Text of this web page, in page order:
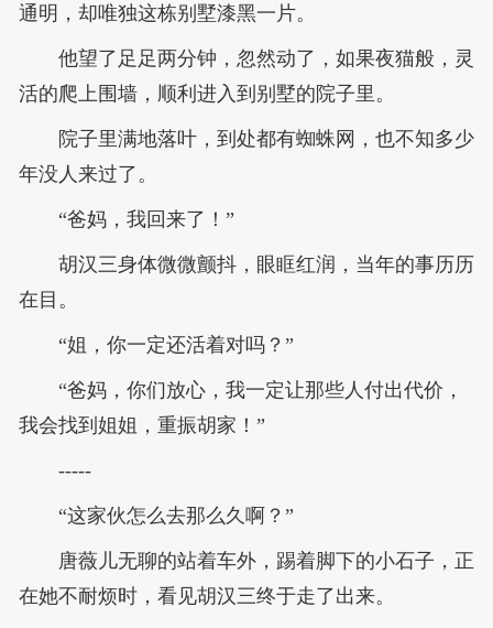
通明，却唯独这栋别墅漆黑一片。
他望了足足两分钟，忽然动了，如果夜猫般，灵
活的爬上围墙，顺利进入到别墅的院子里。
院子里满地落叶，到处都有蜘蛛网，也不知多少
年没人来过了。
“爸妈，我回来了！”
胡汉三身体微微颤抖，眼眶红润，当年的事历历
在目。
“姐，你一定还活着对吗？”
“爸妈，你们放心，我一定让那些人付出代价，
我会找到姐姐，重振胡家！”
-----
“这家伙怎么去那么久啊？”
唐薇儿无聊的站着车外，踢着脚下的小石子，正
在她不耐烦时，看见胡汉三终于走了出来。